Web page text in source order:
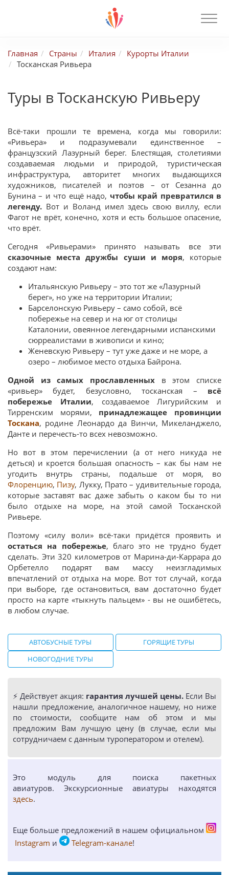
Главная Страны Италия
Курорты Италии
Тосканская Ривьера
Туры в Тосканскую Ривьеру
Всё-таки прошли те времена, когда мы говорили:
«Ривьера» и подразумевали единственное –
французский Лазурный берег. Блестящая, столетиями
создаваемая людьми и природой, туристическая
инфраструктура, авторитет многих выдающихся
художников, писателей и поэтов – от Сезанна до
Бунина – и что ещё надо, чтобы край превратился в
легенду. Вот и Воланд имел здесь свою виллу, если
Фагот не врёт, конечно, хотя и есть большое опасение,
что врёт.
Сегодня «Ривьерами» принято называть все эти
сказочные места дружбы суши и моря, которые
создают нам:
Итальянскую Ривьеру – это тот же «Лазурный
берег», но уже на территории Италии;
Барселонскую Ривьеру – само собой, всё
побережье на север и на юг от столицы
Каталонии, овеянное легендарными испанскими
сюрреалистами в живописи и кино;
Женевскую Ривьеру – тут уже даже и не море, а
озеро – любимое место отдыха Байрона.
Одной из самых прославленных в этом списке
«ривьер» будет, безусловно, тосканская – всё
побережье Италии, создаваемое Лигурийским и
Тирренским морями, принадлежащее провинции
Тоскана, родине Леонардо да Винчи, Микеланджело,
Данте и перечесть-то всех невозможно.
Но вот в этом перечислении (а от него никуда не
деться) и кроется большая опасность – как бы нам не
угодить внутрь страны, подальше от моря, во
Флоренцию, Пизу, Лукку, Прато – удивительные города,
которые заставят вас даже забыть о каком бы то ни
было отдыхе на море, на этой самой Тосканской
Ривьере.
Поэтому «силу воли» всё-таки придётся проявить и
остаться на побережье, благо это не трудно будет
сделать. Эти 320 километров от Марина-ди-Каррара до
Орбетелло подарят вам массу неизгладимых
впечатлений от отдыха на море. Вот тот случай, когда
при выборе, где остановиться, вам достаточно будет
просто на карте «тыкнуть пальцем» - вы не ошибётесь,
в любом случае.
АВТОБУСНЫЕ ТУРЫ
ГОРЯЩИЕ ТУРЫ
НОВОГОДНИЕ ТУРЫ
⚡️ Действует акция: гарантия лучшей цены. Если Вы
нашли предложение, аналогичное нашему, но ниже
по стоимости, сообщите нам об этом и мы
предложим Вам лучшую цену (в случае, если мы
сотрудничаем с данным туроператором и отелем).
Это модуль для поиска пакетных
авиатуров. Экскурсионные авиатуры находятся
здесь.
Еще больше предложений в нашем официальном
Instagram и Telegram-канале!